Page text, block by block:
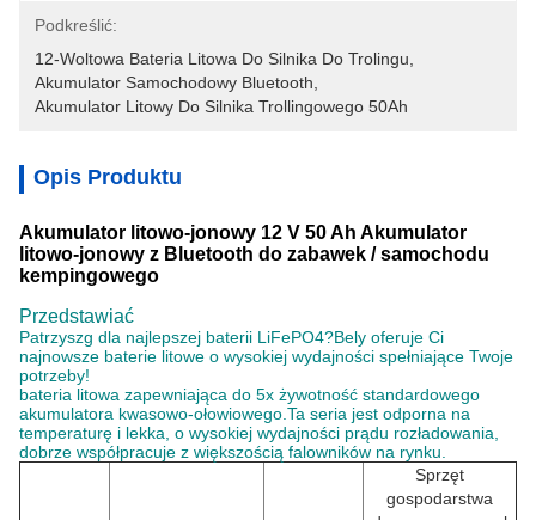
Podkreślić:
12-Woltowa Bateria Litowa Do Silnika Do Trolingu
Akumulator Samochodowy Bluetooth
Akumulator Litowy Do Silnika Trollingowego 50Ah
Opis Produktu
Akumulator litowo-jonowy 12 V 50 Ah Akumulator
litowo-jonowy z Bluetooth do zabawek / samochodu
kempingowego
Przedstawiać
Patrzyszg dla najlepszej baterii LiFePO4?Bely oferuje Ci
najnowsze baterie litowe o wysokiej wydajności spełniające Twoje
potrzeby!
bateria litowa zapewniająca do 5x żywotność standardowego
akumulatora kwasowo-ołowiowego.Ta seria jest odporna na
temperaturę i lekka, o wysokiej wydajności prądu rozładowania,
dobrze współpracuje z większością falowników na rynku.
Sprzęt
gospodarstwa